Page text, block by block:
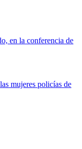
en la conferencia de
mujeres policías de